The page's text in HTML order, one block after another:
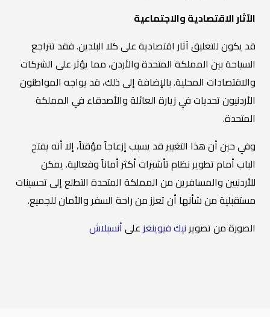
الآثار الاقتصادية والاجتماعية
قد يكون للتعليق آثار اقتصادية على كلا البلدين. فقد تتراجع
السياحة بين المملكة المتحدة والأردن، مما يؤثر على الشركات
والاقتصادات المحلية. بالإضافة إلى ذلك، قد يواجه المواطنون
الأردنيون تحديات في زيارة العائلة والأصدقاء في المملكة
المتحدة.
وفي حين أن هذا التغيير قد يسبب إزعاجاً مؤقتاً، إلا أنه يفتح
الباب أمام تطوير نظام تأشيرات أكثر أماناً وفعالية. يمكن
للأردنيين والمسافرين من المملكة المتحدة التطلع إلى تحسينات
مستقبلية من شأنها أن تعزز من راحة السفر والأمان للجميع.
الصورة من تصوير نيك فيوينغز علىأنسبلاش